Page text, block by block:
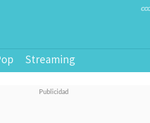
Streaming